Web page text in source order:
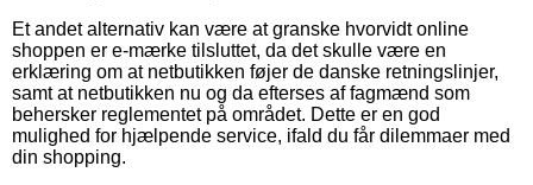
Et andet alternativ kan være at granske hvorvidt online
shoppen er e-mærke tilsluttet, da det skulle være en
erklæring om at netbutikken føjer de danske retningslinjer,
samt at netbutikken nu og da efterses af fagmænd som
behersker reglementet på området. Dette er en god
mulighed for hjælpende service, ifald du får dilemmaer med
din shopping.